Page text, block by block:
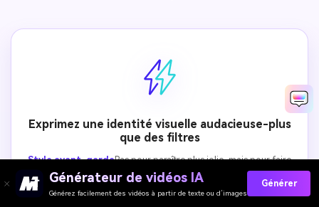
Exprimez une identité visuelle audacieuse-plus
que des filtres
Style avant-gardePas pour paraître plus jolie, mais pour faire
une déclaration. Avec Media.io, vos photos deviennent une forme
d’expression visuelle, définie par une composition non
conventionnelle, un éclairage spectaculaire et une esthétique
Générateur de vidéos IA
Générez facilement des vidéos à partir de texte ou d’images
Générer